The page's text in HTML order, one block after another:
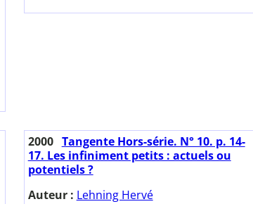
2000 Tangente Hors-série. N° 10. p. 14-
17. Les infiniment petits : actuels ou
potentiels ?
Auteur : Lehning Hervé